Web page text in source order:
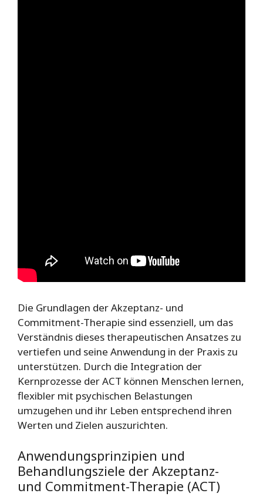
Die Grundlagen der Akzeptanz- und
Commitment-Therapie sind essenziell, um das
Verständnis dieses therapeutischen Ansatzes zu
vertiefen und seine Anwendung in der Praxis zu
unterstützen. Durch die Integration der
Kernprozesse der ACT können Menschen lernen,
flexibler mit psychischen Belastungen
umzugehen und ihr Leben entsprechend ihren
Werten und Zielen auszurichten.
Anwendungsprinzipien und
Behandlungsziele der Akzeptanz-
und Commitment-Therapie (ACT)